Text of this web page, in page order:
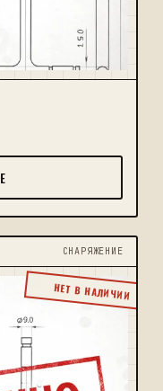
CНАРЯЖЕНИЕ
НЕТ В НАЛИЧИИ